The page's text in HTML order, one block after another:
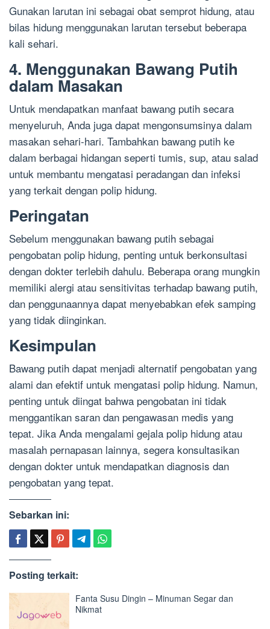
Gunakan larutan ini sebagai obat semprot hidung, atau
bilas hidung menggunakan larutan tersebut beberapa
kali sehari.
4. Menggunakan Bawang Putih
dalam Masakan
Untuk mendapatkan manfaat bawang putih secara
menyeluruh, Anda juga dapat mengonsumsinya dalam
masakan sehari-hari. Tambahkan bawang putih ke
dalam berbagai hidangan seperti tumis, sup, atau salad
untuk membantu mengatasi peradangan dan infeksi
yang terkait dengan polip hidung.
Peringatan
Sebelum menggunakan bawang putih sebagai
pengobatan polip hidung, penting untuk berkonsultasi
dengan dokter terlebih dahulu. Beberapa orang mungkin
memiliki alergi atau sensitivitas terhadap bawang putih,
dan penggunaannya dapat menyebabkan efek samping
yang tidak diinginkan.
Kesimpulan
Bawang putih dapat menjadi alternatif pengobatan yang
alami dan efektif untuk mengatasi polip hidung. Namun,
penting untuk diingat bahwa pengobatan ini tidak
menggantikan saran dan pengawasan medis yang
tepat. Jika Anda mengalami gejala polip hidung atau
masalah pernapasan lainnya, segera konsultasikan
dengan dokter untuk mendapatkan diagnosis dan
pengobatan yang tepat.
Sebarkan ini:
Posting terkait:
Fanta Susu Dingin – Minuman Segar dan
Nikmat